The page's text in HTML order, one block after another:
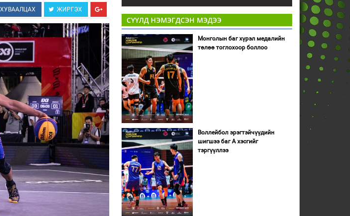
ХУВААЛЦАХ ЖИРГЭХ
СҮҮЛД НЭМЭГДСЭН МЭДЭЭ
Монголын баг хүрэл медалийн
төлөө тоглохоор боллоо
Воллейбол эрэгтэйчүүдийн
шигшээ баг А хэсгийг
тэргүүллээ